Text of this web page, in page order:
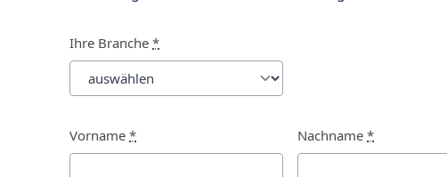
Ihre Branche *
Vorname * Nachname *